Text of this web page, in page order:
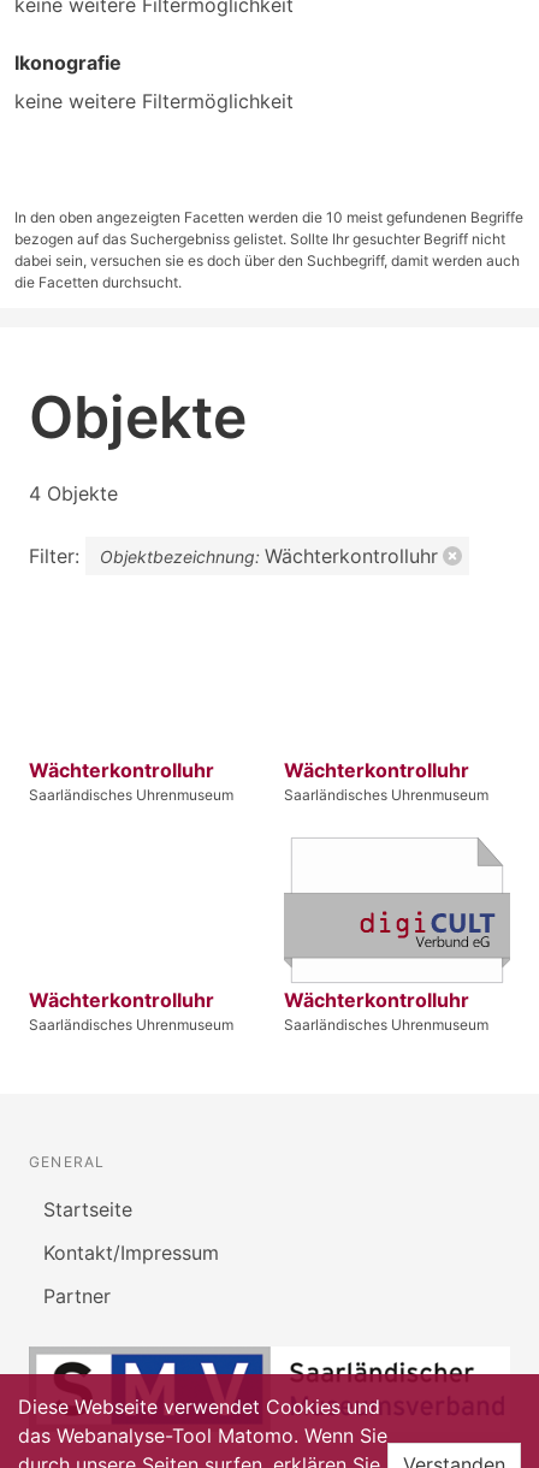
keine weitere Filtermöglichkeit
Ikonografie
keine weitere Filtermöglichkeit
In den oben angezeigten Facetten werden die 10 meist gefundenen Begriffe
bezogen auf das Suchergebniss gelistet. Sollte Ihr gesuchter Begriff nicht
dabei sein, versuchen sie es doch über den Suchbegriff, damit werden auch
die Facetten durchsucht.
Objekte
4 Objekte
Filter: Objektbezeichnung: Wächterkontrolluhr
Wächterkontrolluhr
Saarländisches Uhrenmuseum
Wächterkontrolluhr
Saarländisches Uhrenmuseum
Wächterkontrolluhr
Saarländisches Uhrenmuseum
Wächterkontrolluhr
Saarländisches Uhrenmuseum
GENERAL
Startseite
Kontakt/Impressum
Partner
Diese Webseite verwendet Cookies und
das Webanalyse-Tool Matomo. Wenn Sie